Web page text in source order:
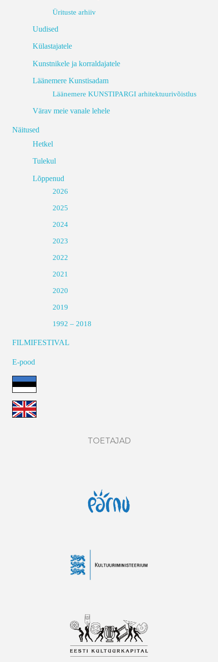
Ürituste arhiiv
Uudised
Külastajatele
Kunstnikele ja korraldajatele
Läänemere Kunstisadam
Läänemere KUNSTIPARGI arhitektuurivõistlus
Värav meie vanale lehele
Näitused
Hetkel
Tulekul
Lõppenud
2026
2025
2024
2023
2022
2021
2020
2019
1992 – 2018
FILMIFESTIVAL
E-pood
TOETAJAD